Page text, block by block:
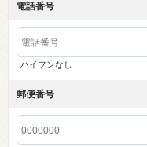
電話番号
ハイフンなし
郵便番号